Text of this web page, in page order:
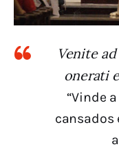
Venite
onerati
“Vinde
cansados